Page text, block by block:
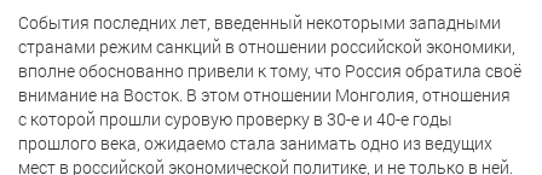
События последних лет, введенный некоторыми западными
странами режим санкций в отношении российской экономики,
вполне обоснованно привели к тому, что Россия обратила своё
внимание на Восток. В этом отношении Монголия, отношения
с которой прошли суровую проверку в 30-е и 40-е годы
прошлого века, ожидаемо стала занимать одно из ведущих
мест в российской экономической политике, и не только в ней.